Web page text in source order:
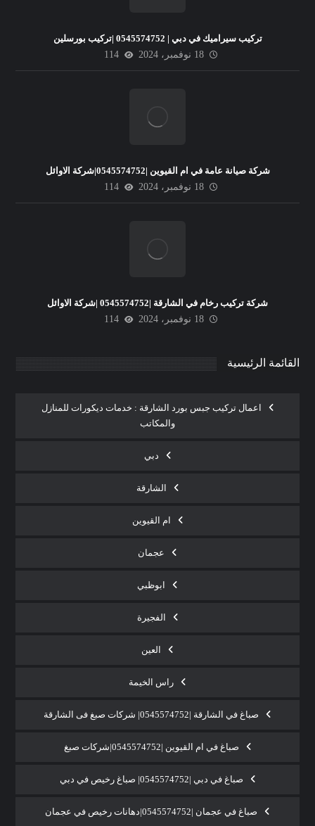
تركيب سيراميك في دبي | 0545574752 |تركيب بورسلين
18 نوفمبر، 2024
114
شركة صيانة عامة في ام القيوين |0545574752|شركة الاوائل
18 نوفمبر، 2024
114
شركة تركيب رخام في الشارقة |0545574752 |شركة الاوائل
18 نوفمبر، 2024
114
القائمة الرئيسية
اعمال تركيب جبس بورد الشارقة : خدمات ديكورات للمنازل
والمكاتب
دبي
الشارقة
ام القيوين
عجمان
ابوظبي
الفجيرة
العين
راس الخيمة
صباغ في الشارقة |0545574752| شركات صبغ فى الشارقة
صباغ في ام القيوين |0545574752|شركات صبغ
صباغ في دبي |0545574752| صباغ رخيص في دبي
صباغ في عجمان |0545574752|دهانات رخيص في عجمان